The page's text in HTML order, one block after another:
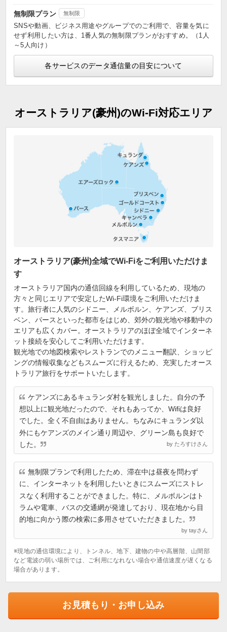
無制限プラン 無制限
SNSや動画、ビジネス用途やグループでのご利用で、容量を気に
せず利用したい方は、1番人気の無制限プランがおすすめ。（1人
～5人向け）
各サービスのデータ通信量の目安について
オーストラリア(豪州)のWi-Fi対応エリア
オーストラリア(豪州)全域でWi-Fiをご利用いただけま
す
オーストラリア国内の通信回線を利用しているため、現地の
方々と同じエリアで安定したWi-Fi環境をご利用いただけま
す。旅行者に人気のシドニー、メルボルン、ケアンズ、ブリス
ベン、パースといった都市をはじめ、郊外の観光地や移動中の
エリアも広くカバー。オーストラリアのほぼ全域でインターネ
ット接続を安心してご利用いただけます。
観光地での地図検索やレストランでのメニュー翻訳、ショッピ
ングの情報収集などもスムーズに行えるため、充実したオース
トラリア旅行をサポートいたします。
ケアンズにあるキュランダ村を観光しました。自分の予
想以上に観光地だったので、それもあってか、Wifiは良好
でした。全く不自由はありません。ちなみにキュランダ以
外にもケアンズのメイン通り周辺や、グリーン島も良好で
した。
by たろすけさん
無制限プランで利用したため、滞在中は昼夜を問わず
に、インターネットを利用したいときにスムーズにストレ
スなく利用することができました。特に、メルボルンはト
ラムや電車、バスの交通網が発達しており、現在地から目
的地に向かう際の検索に多用させていただきました。
by tayさん
※現地の通信環境により、トンネル、地下、建物の中や高層階、山間部
など電波の弱い場所では、ご利用になれない場合や通信速度が遅くなる
場合があります。
お見積もり・お申し込み